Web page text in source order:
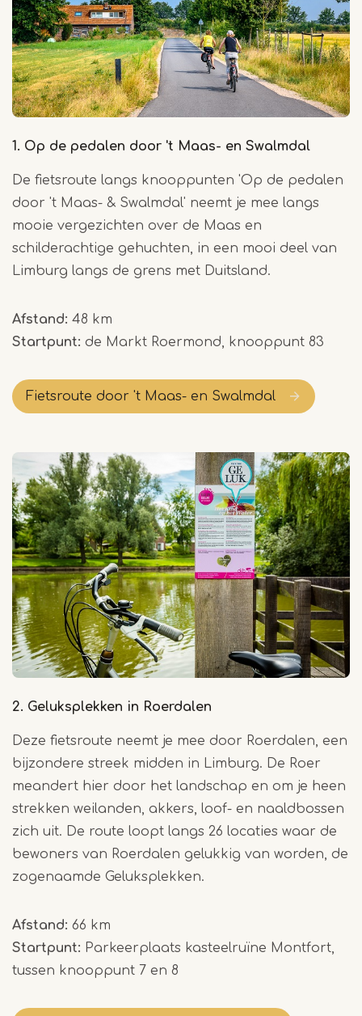
1. Op de pedalen door 't Maas- en Swalmdal
De fietsroute langs knooppunten 'Op de pedalen
door 't Maas- & Swalmdal' neemt je mee langs
mooie vergezichten over de Maas en
schilderachtige gehuchten, in een mooi deel van
Limburg langs de grens met Duitsland.
Afstand: 48 km
Startpunt: de Markt Roermond, knooppunt 83
Fietsroute door 't Maas- en Swalmdal
2. Geluksplekken in Roerdalen
Deze fietsroute neemt je mee door Roerdalen, een
bijzondere streek midden in Limburg. De Roer
meandert hier door het landschap en om je heen
strekken weilanden, akkers, loof- en naaldbossen
zich uit. De route loopt langs 26 locaties waar de
bewoners van Roerdalen gelukkig van worden, de
zogenaamde Geluksplekken.
Afstand: 66 km
Startpunt: Parkeerplaats kasteelruïne Montfort,
tussen knooppunt 7 en 8